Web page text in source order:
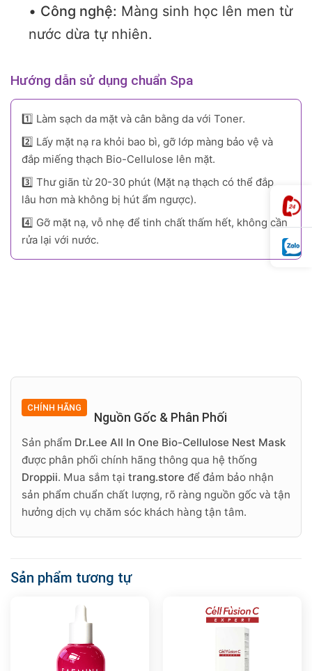
• Công nghệ: Màng sinh học lên men từ
nước dừa tự nhiên.
Hướng dẫn sử dụng chuẩn Spa
1️⃣ Làm sạch da mặt và cân bằng da với Toner.
2️⃣ Lấy mặt nạ ra khỏi bao bì, gỡ lớp màng bảo vệ và
đắp miếng thạch Bio-Cellulose lên mặt.
3️⃣ Thư giãn từ 20-30 phút (Mặt nạ thạch có thể đắp
lâu hơn mà không bị hút ẩm ngược).
4️⃣ Gỡ mặt nạ, vỗ nhẹ để tinh chất thấm hết, không cần
rửa lại với nước.
CHÍNH HÃNG
Nguồn Gốc & Phân Phối
Sản phẩm Dr.Lee All In One Bio-Cellulose Nest Mask
được phân phối chính hãng thông qua hệ thống
Droppii. Mua sắm tại trang.store để đảm bảo nhận
sản phẩm chuẩn chất lượng, rõ ràng nguồn gốc và tận
hưởng dịch vụ chăm sóc khách hàng tận tâm.
Sản phẩm tương tự